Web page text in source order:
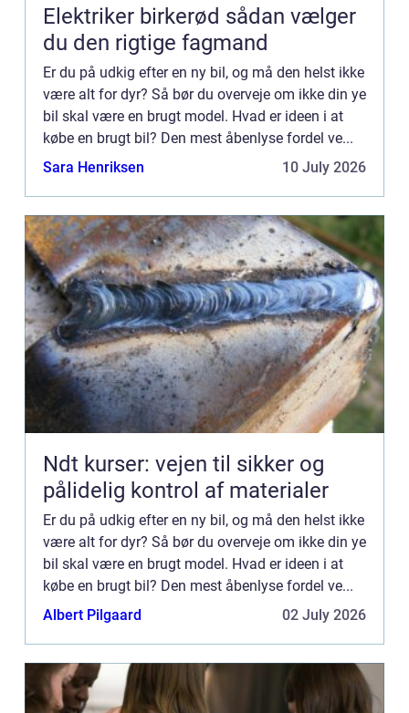
Elektriker birkerød sådan vælger
du den rigtige fagmand
Er du på udkig efter en ny bil, og må den helst ikke
være alt for dyr? Så bør du overveje om ikke din ye
bil skal være en brugt model. Hvad er ideen i at
købe en brugt bil? Den mest åbenlyse fordel ve...
Sara Henriksen
10 July 2026
Ndt kurser: vejen til sikker og
pålidelig kontrol af materialer
Er du på udkig efter en ny bil, og må den helst ikke
være alt for dyr? Så bør du overveje om ikke din ye
bil skal være en brugt model. Hvad er ideen i at
købe en brugt bil? Den mest åbenlyse fordel ve...
Albert Pilgaard
02 July 2026